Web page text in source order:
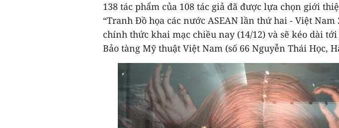
138 tác phẩm của 108 tác giả đã được lựa chọn giới
“Tranh Đồ họa các nước ASEAN lần thứ hai - Việt Nam
chính thức khai mạc chiều nay (14/12) và sẽ kéo dài
Bảo tàng Mỹ thuật Việt Nam (số 66 Nguyễn Thái Học,